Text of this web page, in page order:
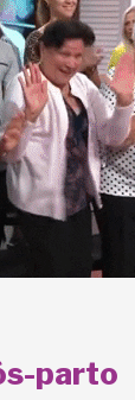
parto